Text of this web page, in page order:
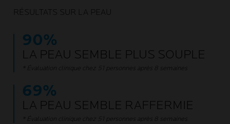
RÉSULTATS SUR LA PEAU
90%
LA PEAU SEMBLE PLUS SOUPLE
* Évaluation clinique chez 51 personnes après 8 semaines
69%
LA PEAU SEMBLE RAFFERMIE
* Évaluation clinique chez 51 personnes après 8 semaines